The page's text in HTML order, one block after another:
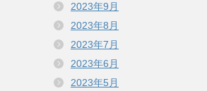
2023年9月
2023年8月
2023年7月
2023年6月
2023年5月